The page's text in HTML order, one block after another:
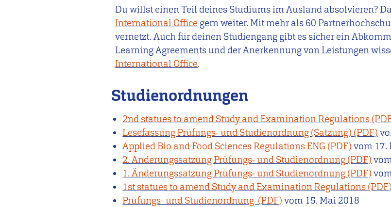
Du willst einen Teil deines Studiums im Ausland absolvieren?
International Office gern weiter. Mit mehr als 60
vernetzt. Auch für deinen Studiengang gibt es sicher ein
Learning Agreements und der Anerkennung von Leistungen
International Office.
Studienordnungen
2nd statues to amend Study and Examination Regulations
Lesefassung Prüfungs- und Studienordnung (Satzung)
Applied Bio and Food Sciences Regulations ENG
vom 17.
2. Änderungssatzung Prüfungs- und Studienordnung
1. Änderungssatzung Prüfungs- und Studienordnung
1st statues to amend Study and Examination Regulations
Prüfungs- und Studienordnung
vom 15. Mai 2018